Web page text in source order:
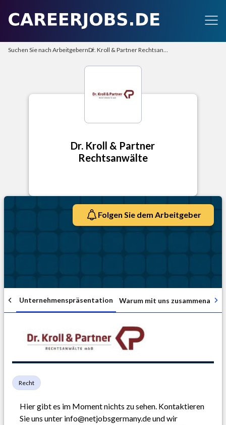
Suchen Sie nach Arbeitgebern Dr. Kroll & Partner Rechtsanwälte
Dr. Kroll & Partner
Rechtsanwälte
Folgen Sie dem Arbeitgeber
Unternehmenspräsentation Warum mit uns
Recht
Hier gibt es im Moment nichts zu sehen. Kontaktieren
Sie uns unter info@netjobsgermany.de und wir